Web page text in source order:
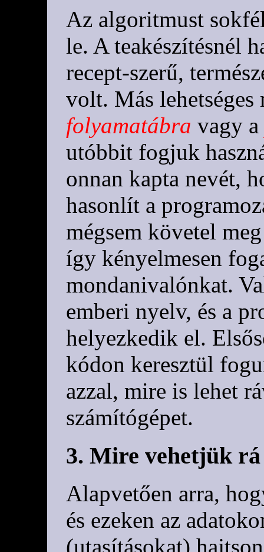
Az algoritmust
le. A teakészítésnél
recept-szerű,
volt. Más lehetséges
folyamatábra vagy a
utóbbit fogjuk
onnan kapta nevét,
hasonlít a
mégsem követel
így kényelmesen
mondanivalónkat.
emberi nyelv, és a
helyezkedik el.
kódon keresztül
azzal, mire is lehet
számítógépet.
3. Mire vehetjük rá
Alapvetően arra,
és ezeken az
(utasításokat)